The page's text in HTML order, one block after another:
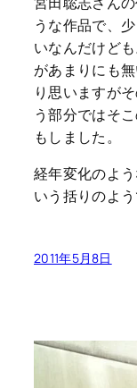
うな作品で、
いなんだけど
があまりにも
り思いますが
う部分ではそ
もしました。
経年変化のよ
いう括りのよう
2011年5月8日